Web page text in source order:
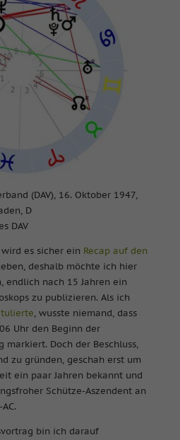
(DAV), 16. Oktober 1947,
D
DAV
es sicher ein Recap auf den
deshalb möchte ich hier
endlich nach 15 Jahren ein
zu publizieren. Als ich
, wusste niemand, dass
Uhr den Beginn der
markiert. Doch der Beschluss,
zu gründen, geschah erst um
ein paar Jahren bekannt und
Schütze-Aszendent an
bin ich darauf